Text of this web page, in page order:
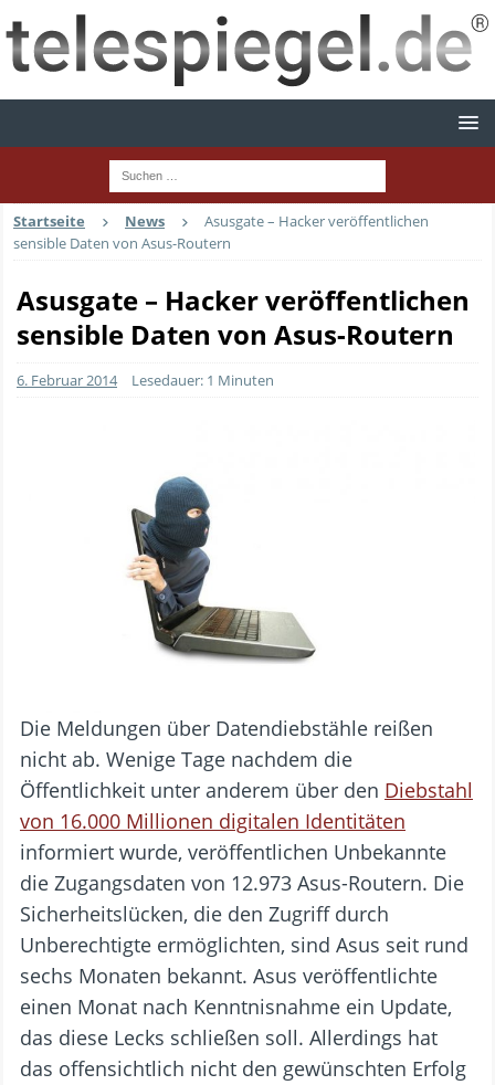
Startseite News
Asusgate – Hacker veröffentlichen
sensible Daten von Asus-Routern
Asusgate – Hacker veröffentlichen
sensible Daten von Asus-Routern
6. Februar 2014 Lesedauer: 1 Minuten
Die Meldungen über Datendiebstähle reißen
nicht ab. Wenige Tage nachdem die
Öffentlichkeit unter anderem über den Diebstahl
von 16.000 Millionen digitalen Identitäten
informiert wurde, veröffentlichen Unbekannte
die Zugangsdaten von 12.973 Asus-Routern. Die
Sicherheitslücken, die den Zugriff durch
Unberechtigte ermöglichten, sind Asus seit rund
sechs Monaten bekannt. Asus veröffentlichte
einen Monat nach Kenntnisnahme ein Update,
das diese Lecks schließen soll. Allerdings hat
das offensichtlich nicht den gewünschten Erfolg